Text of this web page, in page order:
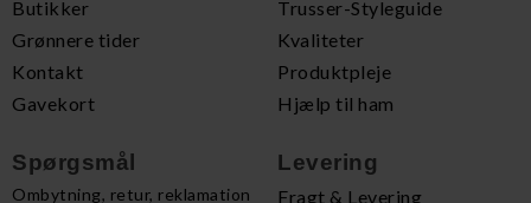
Butikker
Grønnere tider
Kontakt
Gavekort
Trusser-Styleguide
Kvaliteter
Produktpleje
Hjælp til ham
Spørgsmål
Ombytning, retur, reklamation
Levering
Fragt & Levering